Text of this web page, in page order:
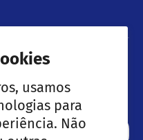
usamos
para
Não